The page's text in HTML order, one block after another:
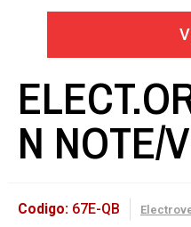
N NOTE/
Codigo: 67E-QB